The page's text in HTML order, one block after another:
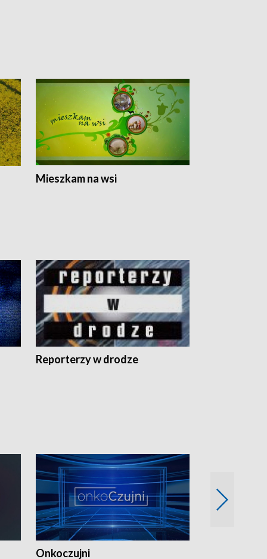
Mieszkam na wsi
Reporterzy w drodze
Onkoczujni